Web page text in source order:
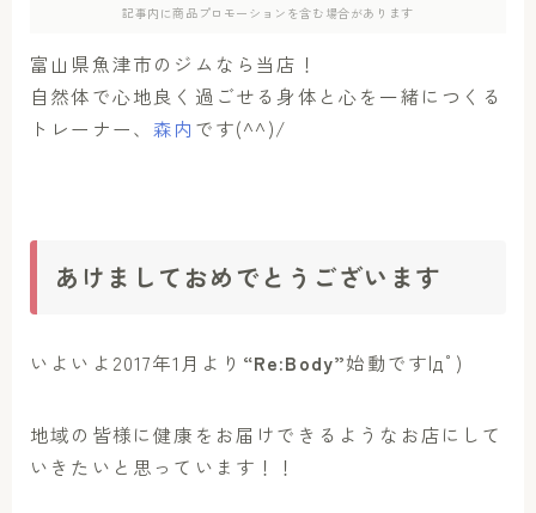
記事内に商品プロモーションを含む場合があります
富山県魚津市のジムなら当店！
自然体で心地良く過ごせる身体と心を一緒につくる
トレーナー、 森内 です(^^)/
あけましておめでとうございます
いよいよ2017年1月より “Re:Body”始動です|дﾟ)
地域の皆様に健康をお届けできるようなお店にして
いきたいと思っています！！